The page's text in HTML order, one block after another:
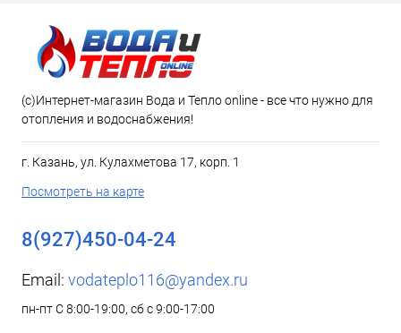
(c)Интернет-магазин Вода и Тепло online - все что нужно для
отопления и водоснабжения!
г. Казань, ул. Кулахметова 17, корп. 1
Посмотреть на карте
8(927)450-04-24
Email: vodateplo116@yandex.ru
пн-пт С 8:00-19:00, сб с 9:00-17:00